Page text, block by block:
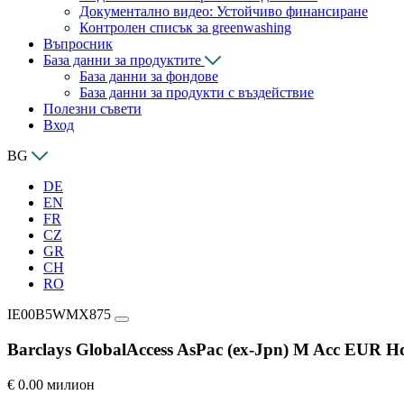
Документално видео: Устойчиво финансиране
Контролен списък за greenwashing
Въпросник
База данни за продуктите
База данни за фондове
База данни за продукти с въздействие
Полезни съвети
Вход
BG
DE
EN
FR
CZ
GR
CH
RO
IE00B5WMX875
Barclays GlobalAccess AsPac (ex-Jpn) M Acc EUR
€ 0.00 милион